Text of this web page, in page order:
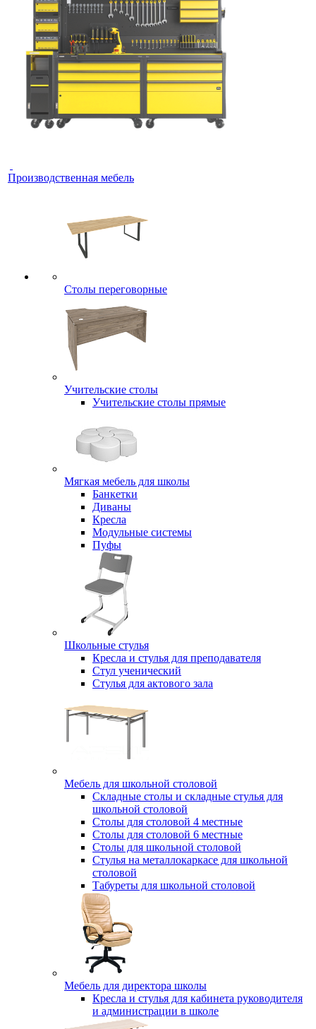
Производственная мебель
Столы переговорные
Учительские столы
Учительские столы прямые
Мягкая мебель для школы
Банкетки
Диваны
Кресла
Модульные системы
Пуфы
Школьные стулья
Кресла и стулья для преподавателя
Стул ученический
Стулья для актового зала
Мебель для школьной столовой
Складные столы и складные стулья для
школьной столовой
Столы для столовой 4 местные
Столы для столовой 6 местные
Столы для школьной столовой
Стулья на металлокаркасе для школьной
столовой
Табуреты для школьной столовой
Мебель для директора школы
Кресла и стулья для кабинета руководителя
и администрации в школе